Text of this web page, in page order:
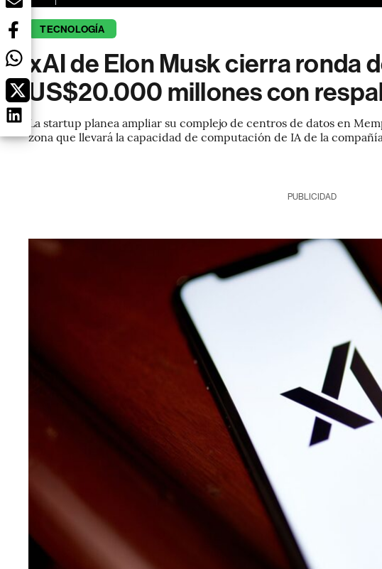
TECNOLOGÍA
xAI de Elon Musk cierra ronda
US$20.000 millones con
La startup planea ampliar su complejo de centros de datos en
zona que llevará la capacidad de computación de IA de la
PUBLICIDAD